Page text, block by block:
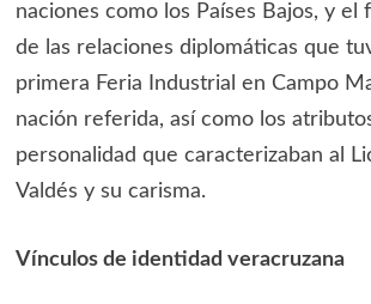
naciones como los Países Bajos, y el
de las relaciones diplomáticas que
primera Feria Industrial en Campo
nación referida, así como los
personalidad que caracterizaban al
Valdés y su carisma.
Vínculos de identidad veracruzana